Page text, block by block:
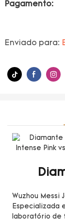
Pagamento:
Enviado para:
Wuzhou Messi
Especializada
laboratório de